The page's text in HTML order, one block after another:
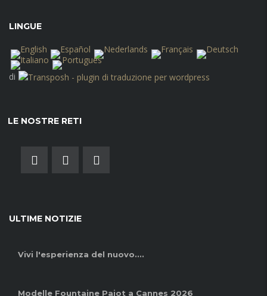
LINGUE
di
LE NOSTRE RETI
ULTIME NOTIZIE
Vivi l'esperienza del nuovo....
Modelle Fountaine Pajot a Cannes 2026